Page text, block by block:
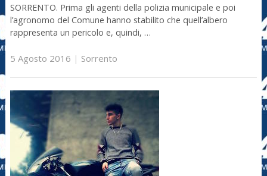
SORRENTO. Prima gli agenti della polizia municipale e poi
l’agronomo del Comune hanno stabilito che quell’albero
rappresenta un pericolo e, quindi, …
5 Agosto 2016 | Sorrento